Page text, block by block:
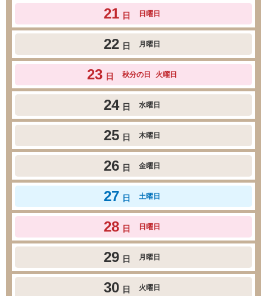
21 日 日曜日
22 日 月曜日
23 日 秋分の日 火曜日
24 日 水曜日
25 日 木曜日
26 日 金曜日
27 日 土曜日
28 日 日曜日
29 日 月曜日
30 日 火曜日